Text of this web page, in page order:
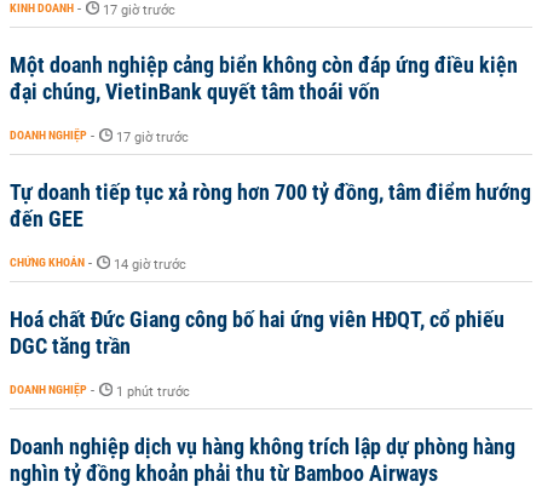
KINH DOANH - 17 giờ trước
Một doanh nghiệp cảng biển không còn đáp ứng điều kiện
đại chúng, VietinBank quyết tâm thoái vốn
DOANH NGHIỆP - 17 giờ trước
Tự doanh tiếp tục xả ròng hơn 700 tỷ đồng, tâm điểm hướng
đến GEE
CHỨNG KHOÁN - 14 giờ trước
Hoá chất Đức Giang công bố hai ứng viên HĐQT, cổ phiếu
DGC tăng trần
DOANH NGHIỆP - 1 phút trước
Doanh nghiệp dịch vụ hàng không trích lập dự phòng hàng
nghìn tỷ đồng khoản phải thu từ Bamboo Airways